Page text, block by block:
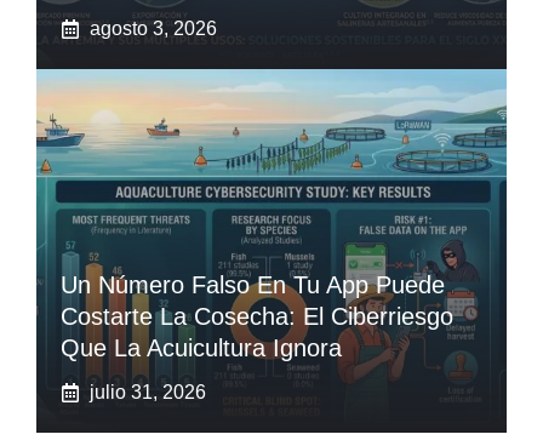
agosto 3, 2026
Un Número Falso En Tu App Puede
Costarte La Cosecha: El Ciberriesgo
Que La Acuicultura Ignora
julio 31, 2026